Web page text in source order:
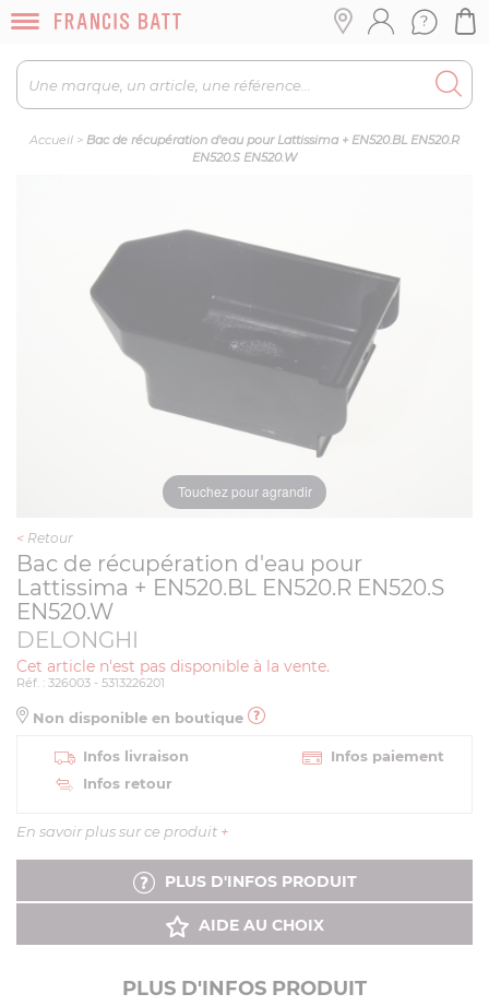
Accueil > Bac de récupération d'eau pour Lattissima + EN520.BL EN520.R
EN520.S EN520.W
Touchez pour agrandir
< Retour
Bac de récupération d'eau pour
Lattissima + EN520.BL EN520.R EN520.S
EN520.W
DELONGHI
Cet article n'est pas disponible à la vente.
Réf. : 326003 - 5313226201
Non disponible en boutique
Infos livraison
Infos paiement
Infos retour
En savoir plus sur ce produit +
PLUS D'INFOS PRODUIT
AIDE AU CHOIX
PLUS D'INFOS PRODUIT